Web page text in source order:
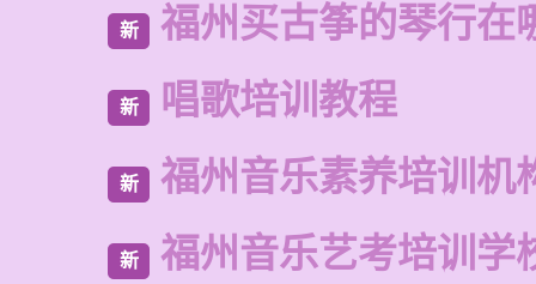
新 福州买古筝的琴行在
新 唱歌培训教程
新 福州音乐素养培训机
新 福州音乐艺考培训学